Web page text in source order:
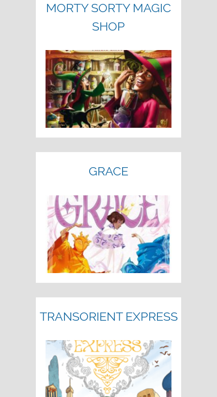
MORTY SORTY MAGIC
SHOP
GRACE
TRANSORIENT EXPRESS